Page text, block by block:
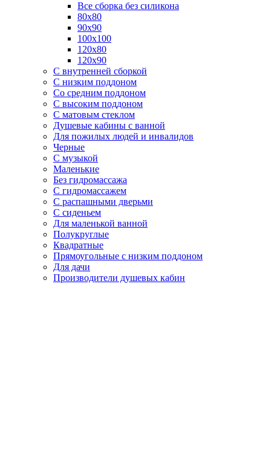
Все сборка без силикона
80х80
90х90
100х100
120х80
120х90
С внутренней сборкой
C низким поддоном
Со средним поддоном
С высоким поддоном
С матовым стеклом
Душевые кабины с ванной
Для пожилых людей и инвалидов
Черные
С музыкой
Маленькие
Без гидромассажа
С гидромассажем
С распашными дверьми
С сиденьем
Для маленькой ванной
Полукруглые
Квадратные
Прямоугольные с низким поддоном
Для дачи
Производители душевых кабин